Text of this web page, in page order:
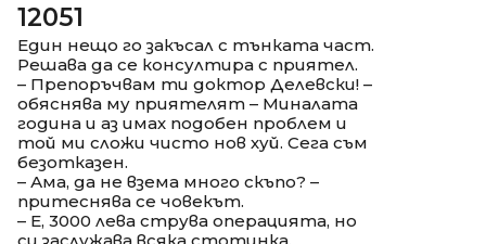
12051
Един нещо го закъсал с тънката част.
Решава да се консултира с приятел.
– Препоръчвам ти доктор Делевски! –
обяснява му приятелят – Миналата
година и аз имах подобен проблем и
той ми сложи чисто нов хуй. Сега съм
безотказен.
– Ама, да не взема много скъпо? –
притеснява се човекът.
– Е, 3000 лева струва операцията, но